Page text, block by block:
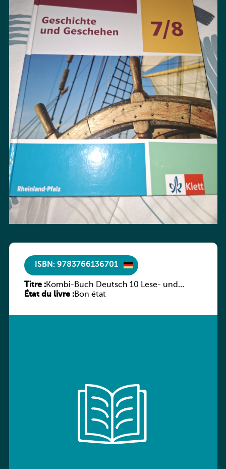
ISBN: 9783766136701
Titre :Kombi-Buch Deutsch 10 Lese- und
Sprachbuch
État du livre :Bon état